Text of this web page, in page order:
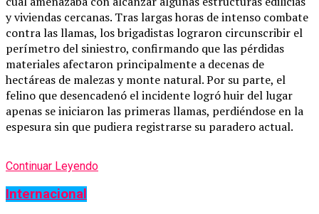
y viviendas cercanas. Tras largas horas de intenso combate
contra las llamas, los brigadistas lograron circunscribir el
perímetro del siniestro, confirmando que las pérdidas
materiales afectaron principalmente a decenas de
hectáreas de malezas y monte natural. Por su parte, el
felino que desencadenó el incidente logró huir del lugar
apenas se iniciaron las primeras llamas, perdiéndose en la
espesura sin que pudiera registrarse su paradero actual.
Continuar Leyendo
Internacional